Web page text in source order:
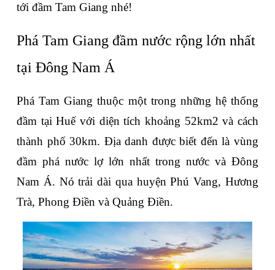
tới đầm Tam Giang nhé!
Phá Tam Giang đầm nước rộng lớn nhất
tại Đông Nam Á
Phá Tam Giang thuộc một trong những hệ thống
đầm tại Huế với diện tích khoảng 52km2 và cách
thành phố 30km. Địa danh được biết đến là vùng
đầm phá nước lợ lớn nhất trong nước và Đông
Nam Á. Nó trải dài qua huyện Phú Vang, Hương
Trà, Phong Điền và Quảng Điền.